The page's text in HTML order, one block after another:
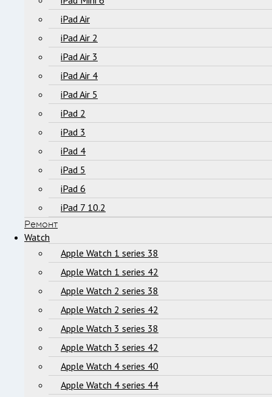
iPad Air
iPad Air 2
iPad Air 3
iPad Air 4
iPad Air 5
iPad 2
iPad 3
iPad 4
iPad 5
iPad 6
iPad 7 10.2
Ремонт
Watch
Apple Watch 1 series 38
Apple Watch 1 series 42
Apple Watch 2 series 38
Apple Watch 2 series 42
Apple Watch 3 series 38
Apple Watch 3 series 42
Apple Watch 4 series 40
Apple Watch 4 series 44